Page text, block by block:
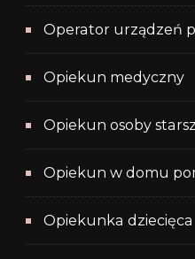
Operator urządzeń
Opiekun medyczny
Opiekun osoby
Opiekun w domu
Opiekunka dziecięca